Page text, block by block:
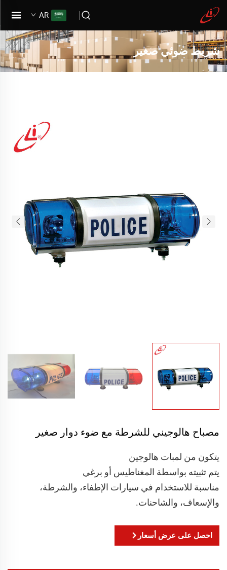
AR
شريط ضوئي صغير
مصباح هالوجيني للشرطة مع ضوء دوار صغير
يتكون من لمبات هالوجين
يتم تثبيته بواسطة المغناطيس أو برغي
مناسبة للاستخدام في سيارات الإطفاء، والشرطة،
والإسعاف، والشاحنات.
احصل على عرض أسعار